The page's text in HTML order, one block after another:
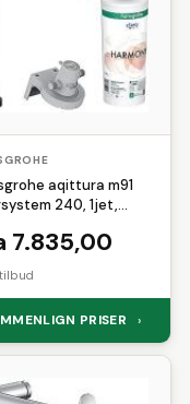
aqittura m91
240, 1jet,
7.835,00
tilbud
PRISER ›